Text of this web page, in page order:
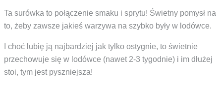
Ta surówka to połączenie smaku i sprytu! Świetny pomysł na
to, żeby zawsze jakieś warzywa na szybko były w lodówce.
I choć lubię ją najbardziej jak tylko ostygnie, to świetnie
przechowuje się w lodówce (nawet 2-3 tygodnie) i im dłużej
stoi, tym jest pyszniejsza!